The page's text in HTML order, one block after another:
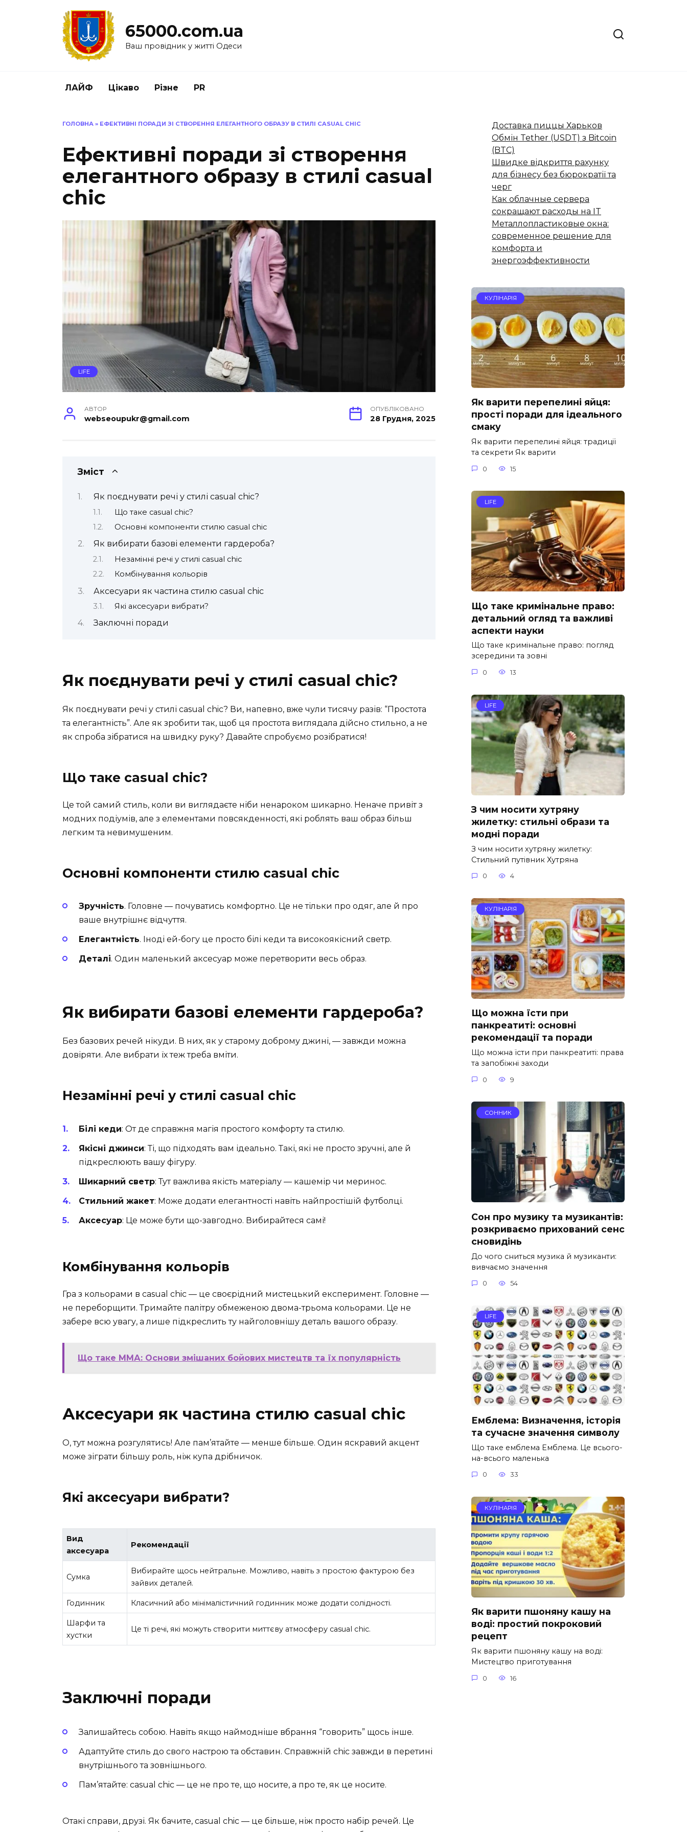
65000.com.ua
Ваш провідник у житті Одеси
ЛАЙФ Цікаво Різне PR
ГОЛОВНА » ЕФЕКТИВНІ ПОРАДИ ЗІ СТВОРЕННЯ ЕЛЕГАНТНОГО ОБРАЗУ В СТИЛІ CASUAL CHIC
Ефективні поради зі створення
елегантного образу в стилі casual
chic
LIFE
АВТОР
webseoupukr@gmail.com
ОПУБЛІКОВАНО
28 Грудня, 2025
Зміст
Як поєднувати речі у стилі casual chic?
Що таке casual chic?
Основні компоненти стилю casual chic
Як вибирати базові елементи гардероба?
Незамінні речі у стилі casual chic
Комбінування кольорів
Аксесуари як частина стилю casual chic
Які аксесуари вибрати?
Заключні поради
Як поєднувати речі у стилі casual chic?
Як поєднувати речі у стилі casual chic? Ви, напевно, вже чули тисячу разів: “Простота
та елегантність”. Але як зробити так, щоб ця простота виглядала дійсно стильно, а не
як спроба зібратися на швидку руку? Давайте спробуємо розібратися!
Що таке casual chic?
Це той самий стиль, коли ви виглядаєте ніби ненароком шикарно. Неначе привіт з
модних подіумів, але з елементами повсякденності, які роблять ваш образ більш
легким та невимушеним.
Основні компоненти стилю casual chic
Зручність. Головне — почуватись комфортно. Це не тільки про одяг, але й про
ваше внутрішнє відчуття.
Елегантність. Іноді ей-богу це просто білі кеди та високоякісний светр.
Деталі. Один маленький аксесуар може перетворити весь образ.
Як вибирати базові елементи гардероба?
Без базових речей нікуди. В них, як у старому доброму джині, — завжди можна
довіряти. Але вибрати їх теж треба вміти.
Незамінні речі у стилі casual chic
Білі кеди: От де справжня магія простого комфорту та стилю.
Якісні джинси: Ті, що підходять вам ідеально. Такі, які не просто зручні, але й
підкреслюють вашу фігуру.
Шикарний светр: Тут важлива якість матеріалу — кашемір чи меринос.
Стильний жакет: Може додати елегантності навіть найпростішій футболці.
Аксесуар: Це може бути що-завгодно. Вибирайтеся самі!
Комбінування кольорів
Гра з кольорами в casual chic — це своєрідний мистецький експеримент. Головне —
не переборщити. Тримайте палітру обмеженою двома-трьома кольорами. Це не
забере всю увагу, а лише підкреслить ту найголовнішу деталь вашого образу.
Що таке ММА: Основи змішаних бойових мистецтв та їх популярність
Аксесуари як частина стилю casual chic
О, тут можна розгулятись! Але пам’ятайте — менше більше. Один яскравий акцент
може зіграти більшу роль, ніж купа дрібничок.
Які аксесуари вибрати?
Вид
аксесуара
Рекомендації
Сумка
Вибирайте щось нейтральне. Можливо, навіть з простою фактурою без
зайвих деталей.
Годинник Класичний або мінімалістичний годинник може додати солідності.
Шарфи та
хустки
Це ті речі, які можуть створити миттєву атмосферу casual chic.
Заключні поради
Залишайтесь собою. Навіть якщо наймодніше вбрання “говорить” щось інше.
Адаптуйте стиль до свого настрою та обставин. Справжній chic завжди в перетині
внутрішнього та зовнішнього.
Пам’ятайте: casual chic — це не про те, що носите, а про те, як це носите.
Отакі справи, друзі. Як бачите, casual chic — це більше, ніж просто набір речей. Це
Доставка пиццы Харьков
Обмін Tether (USDT) з Bitcoin
(BTC)
Швидке відкриття рахунку
для бізнесу без бюрократії та
черг
Как облачные сервера
сокращают расходы на IT
Металлопластиковые окна:
современное решение для
комфорта и
энергоэффективности
КУЛІНАРІЯ
Як варити перепелині яйця:
прості поради для ідеального
смаку
Як варити перепелині яйця: традиції
та секрети Як варити
0 15
LIFE
Що таке кримінальне право:
детальний огляд та важливі
аспекти науки
Що таке кримінальне право: погляд
зсередини та зовні
0 13
LIFE
З чим носити хутряну
жилетку: стильні образи та
модні поради
З чим носити хутряну жилетку:
Стильний путівник Хутряна
0 4
КУЛІНАРІЯ
Що можна їсти при
панкреатиті: основні
рекомендації та поради
Що можна їсти при панкреатиті: права
та запобіжні заходи
0 9
СОННИК
Сон про музику та музикантів:
розкриваємо прихований сенс
сновидінь
До чого сниться музика й музиканти:
вивчаємо значення
0 54
LIFE
Емблема: Визначення, історія
та сучасне значення символу
Що таке емблема Емблема. Це всього-
на-всього маленька
0 33
КУЛІНАРІЯ
Як варити пшоняну кашу на
воді: простий покроковий
рецепт
Як варити пшоняну кашу на воді:
Мистецтво приготування
0 16